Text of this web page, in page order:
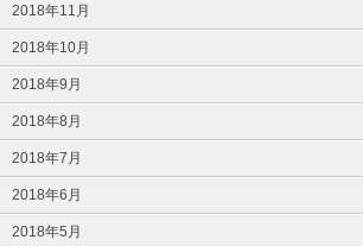
2018年11月
2018年10月
2018年9月
2018年8月
2018年7月
2018年6月
2018年5月